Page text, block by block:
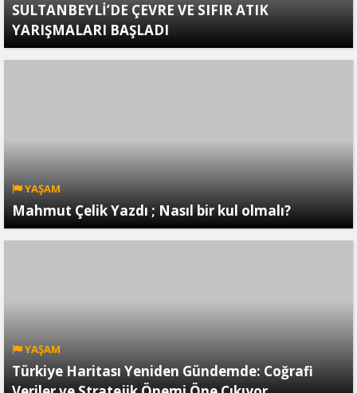
SULTANBEYLİ’DE ÇEVRE VE SIFIR ATIK
YARIŞMALARI BAŞLADI
YAŞAM
Mahmut Çelik Yazdı ; Nasıl bir kul olmalı?
YAŞAM
Türkiye Haritası Yeniden Gündemde: Coğrafi